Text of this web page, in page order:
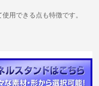
用できる点も特徴です。